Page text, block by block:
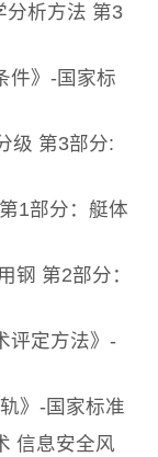
分析方法 第3
件》-国家标
级 第3部分:
1部分：艇体
钢 第2部分：
评定方法》-
》-国家标准
信息安全风